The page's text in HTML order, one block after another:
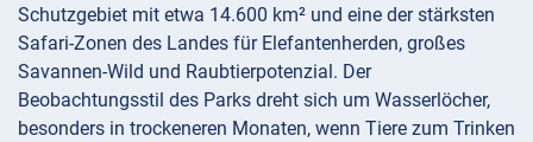
Schutzgebiet mit etwa 14.600 km² und eine der stärksten
Safari-Zonen des Landes für Elefantenherden, großes
Savannen-Wild und Raubtierpotenzial. Der
Beobachtungsstil des Parks dreht sich um Wasserlöcher,
besonders in trockeneren Monaten, wenn Tiere zum Trinken